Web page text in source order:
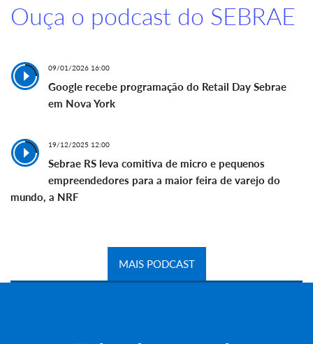
Ouça o podcast do SEBRAE
09/01/2026 16:00
Google recebe programação do Retail Day Sebrae
em Nova York
19/12/2025 12:00
Sebrae RS leva comitiva de micro e pequenos
empreendedores para a maior feira de varejo do
mundo, a NRF
MAIS PODCAST